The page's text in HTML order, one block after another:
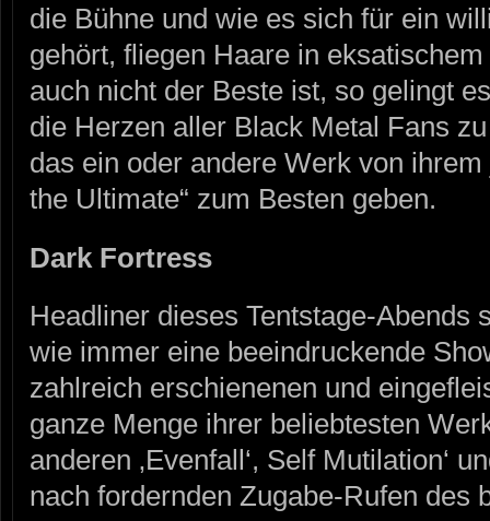
die Bühne und wie es sich für ein
gehört, fliegen Haare in
auch nicht der Beste ist, so gelingt
die Herzen aller Black Metal Fans
das ein oder andere Werk von
the Ultimate“ zum Besten geben.
Dark Fortress
Headliner dieses Tentstage-Abends
wie immer eine beeindruckende
zahlreich erschienenen und
ganze Menge ihrer beliebtesten
anderen ‚Evenfall‘, Self Mutilation‘
nach fordernden Zugabe-Rufen des